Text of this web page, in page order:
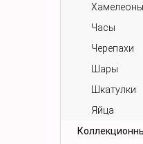
Хамелеоны
Часы
Черепахи
Шары
Шкатулки
Яйца